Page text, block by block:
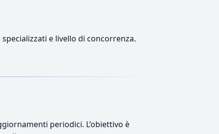
e livello di concorrenza.
periodici. L’obiettivo è